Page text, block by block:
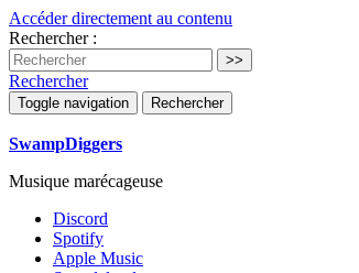
Accéder directement au contenu
Rechercher :
Rechercher
Toggle navigation Rechercher
SwampDiggers
Musique marécageuse
Discord
Spotify
Apple Music